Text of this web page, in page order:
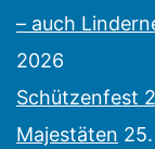
– auch
2026
Schützenfest
Majestäten